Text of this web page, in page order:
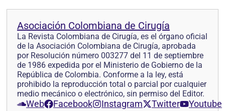
Asociación Colombiana de Cirugía
La Revista Colombiana de Cirugía, es el órgano oficial
de la Asociación Colombiana de Cirugía, aprobada
por Resolución número 003277 del 11 de septiembre
de 1986 expedida por el Ministerio de Gobierno de la
República de Colombia. Conforme a la ley, está
prohibido la reproducción total o parcial por cualquier
medio mecánico o electrónico, sin permiso del Editor.
Web Facebook Instagram Twitter Youtube